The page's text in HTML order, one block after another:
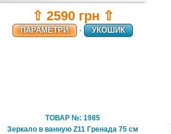
⇧ 2590 грн ⇧
ПАРАМЕТРИ - УКОШИК
ТОВАР №: 1985
Зеркало в ванную Z11 Гренада 75 см